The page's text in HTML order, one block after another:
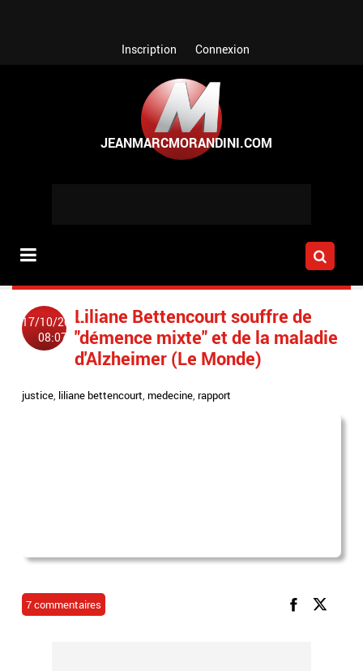
Inscription Connexion
17/10/2011
08:07
Liliane Bettencourt souffre de
"démence mixte" et de la maladie
d'Alzheimer (Le Monde)
justice, liliane bettencourt,medecine,rapport
7 commentaires